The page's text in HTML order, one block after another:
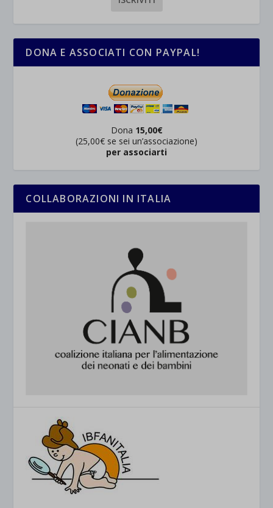
DONA E ASSOCIATI CON PAYPAL!
Dona 15,00€
(25,00€ se sei un’associazione)
per associarti
COLLABORAZIONI IN ITALIA